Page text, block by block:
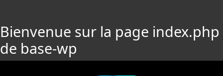
Bienvenue sur la page index.php
de base-wp